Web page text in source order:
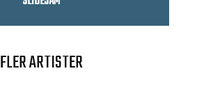
FLER ARTISTER